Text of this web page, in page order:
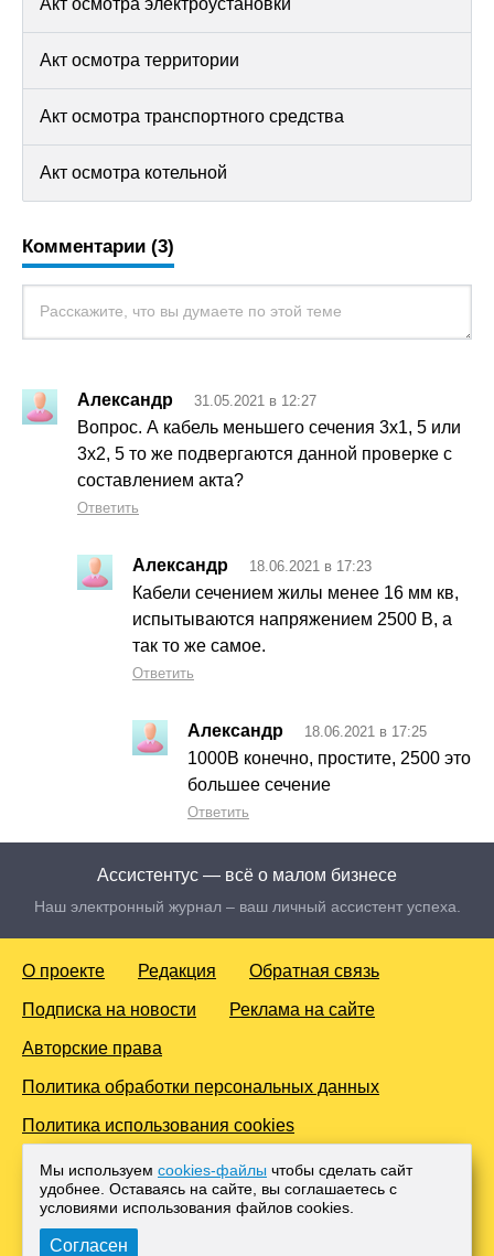
Акт осмотра электроустановки
Акт осмотра территории
Акт осмотра транспортного средства
Акт осмотра котельной
Комментарии (3)
Александр 31.05.2021 в 12:27
Вопрос. А кабель меньшего сечения 3х1, 5 или
3х2, 5 то же подвергаются данной проверке с
составлением акта?
Ответить
Александр 18.06.2021 в 17:23
Кабели сечением жилы менее 16 мм кв,
испытываются напряжением 2500 В, а
так то же самое.
Ответить
Александр 18.06.2021 в 17:25
1000В конечно, простите, 2500 это
большее сечение
Ответить
Ассистентус — всё о малом бизнесе
Наш электронный журнал – ваш личный ассистент успеха.
О проекте Редакция Обратная связь
Подписка на новости Реклама на сайте
Авторские права
Политика обработки персональных данных
Политика использования cookies
© 2016-2026 Все права защищены. Для лиц старше 18 лет.
Любое копирование материалов и тиражирование в сети
Интернет, либо печатных изданиях без согласования с
Администрацией проекта, преследуется законом.
Мы используем cookies-файлы чтобы сделать сайт
удобнее. Оставаясь на сайте, вы соглашаетесь с
условиями использования файлов cооkies.
Согласен